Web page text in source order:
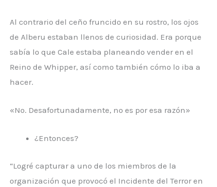
Al contrario del ceño fruncido en su rostro, los ojos
de Alberu estaban llenos de curiosidad. Era porque
sabía lo que Cale estaba planeando vender en el
Reino de Whipper, así como también cómo lo iba a
hacer.
«No. Desafortunadamente, no es por esa razón»
¿Entonces?
“Logré capturar a uno de los miembros de la
organización que provocó el Incidente del Terror en